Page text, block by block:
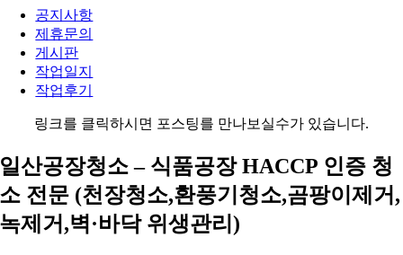
공지사항
제휴문의
게시판
작업일지
작업후기
링크를 클릭하시면 포스팅를 만나보실수가 있습니다.
일산공장청소 – 식품공장 HACCP 인증 청
소 전문 (천장청소,환풍기청소,곰팡이제거,
녹제거,벽·바닥 위생관리)